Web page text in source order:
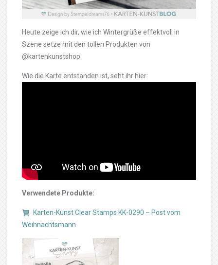
Heute zeige ich dir, wie ich Wintergrüße effektvoll in
Szene setze mit den tollen Produkten von
@kartenkunstshop.
Wie die Karte entstanden ist, seht ihr hier:
Verwendete Produkte:
Karten-Kunst Clear Stamps KK-0290 – Post vom
Weihnachtsmann